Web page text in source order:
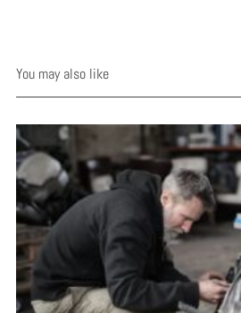
You may also like